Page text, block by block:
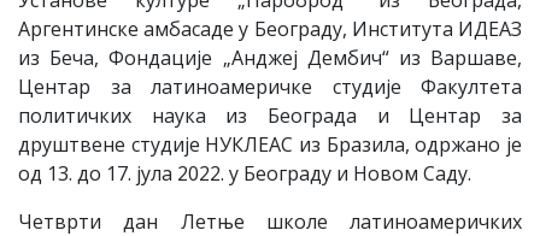
Аргентинске амбасаде у Београду, Института ИДЕАЗ
из Беча, Фондације „Анджеј Дембич“ из Варшаве,
Центар за латиноамеричке студије Факултета
политичких наука из Београда и Центар за
друштвене студије НУКЛЕАС из Бразила, одржано је
од 13. до 17. јула 2022. у Београду и Новом Саду.
Четврти дан Летње школе латиноамеричких